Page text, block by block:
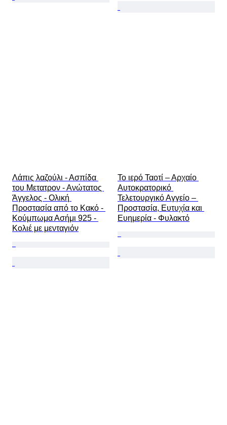
Λάπις λαζούλι - Ασπίδα
του Μετατρον - Ανώτατος
Άγγελος - Ολική
Προστασία από το Κακό -
Κούμπωμα Ασήμι 925 -
Κολιέ με μενταγιόν
Το ιερό Ταοτί – Αρχαίο
Αυτοκρατορικό
Τελετουργικό Αγγείο –
Προστασία, Ευτυχία και
Ευημερία - Φυλακτό